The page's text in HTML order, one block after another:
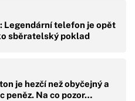
Legendární telefon je opět
sběratelský poklad
je hezčí než obyčejný a
peněz. Na co pozor…